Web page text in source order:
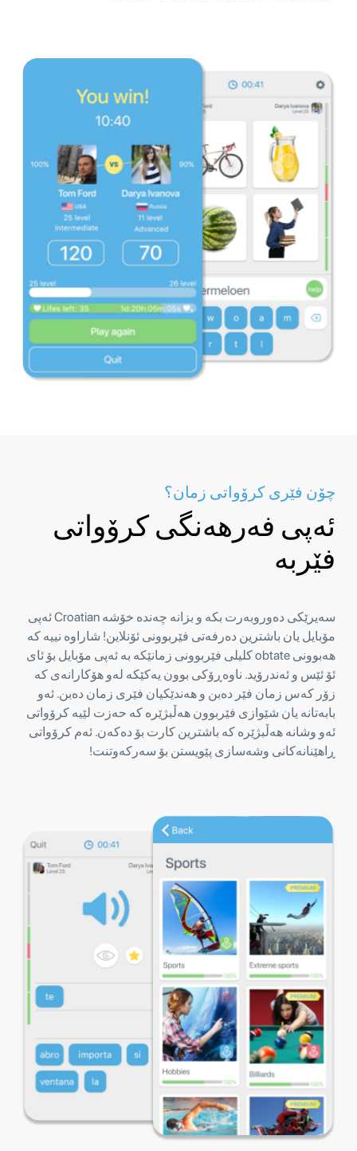
چۆن فێری کرۆواتی زمان؟
ئەپی فەرهەنگی کرۆواتی
فێربە
سەیرێکی دەوروبەرت بکە و بزانە چەندە خۆشە Croatian ئەپی
مۆبایل یان باشترین دەرفەتی فێربوونی ئۆنلاین! شاراوە نییە کە
هەبوونی obtate کلیلی فێربوونی زمانێکە بە ئەپی مۆبایل بۆ ئای
ئۆ ئێس و ئەندرۆید. ناوەڕۆکی بوون یەکێکە لەو هۆکارانەی کە
زۆر کەس زمان فێر دەبن و هەندێکیان فێری زمان دەبن. ئەو
بابەتانە یان شێوازی فێربوون هەڵبژێرە کە حەزت لێیە کرۆواتی
ئەو وشانە هەڵبژێرە کە باشترین کارت بۆ دەکەن. ئەم کرۆواتی
ڕاهێنانەکانی وشەسازی پێویستن بۆ سەرکەوتنت!